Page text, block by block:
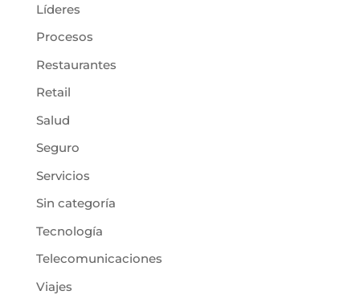
Líderes
Procesos
Restaurantes
Retail
Salud
Seguro
Servicios
Sin categoría
Tecnología
Telecomunicaciones
Viajes